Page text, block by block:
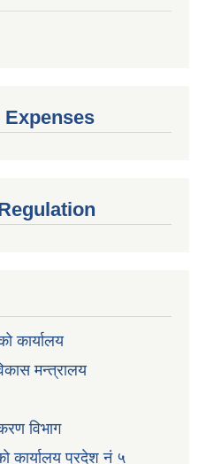
कार्यालय
मन्त्रालय
विभाग
कार्यालय प्रदेश नं ५